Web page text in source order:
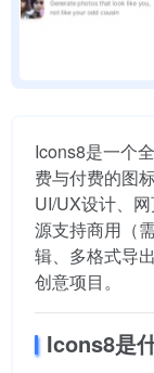
Icons8是一个
费与付费的图
UI/UX设计、
源支持商用（
辑、多格式导
创意项目。
Icons8是